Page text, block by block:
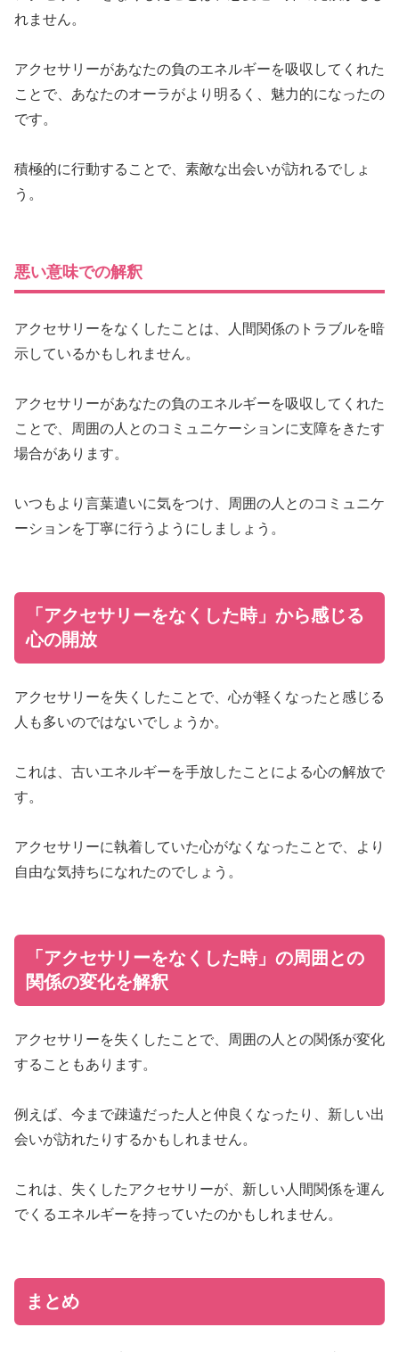
れません。
アクセサリーがあなたの負のエネルギーを吸収してくれた
ことで、あなたのオーラがより明るく、魅力的になったの
です。
積極的に行動することで、素敵な出会いが訪れるでしょ
う。
悪い意味での解釈
アクセサリーをなくしたことは、人間関係のトラブルを暗
示しているかもしれません。
アクセサリーがあなたの負のエネルギーを吸収してくれた
ことで、周囲の人とのコミュニケーションに支障をきたす
場合があります。
いつもより言葉遣いに気をつけ、周囲の人とのコミュニケ
ーションを丁寧に行うようにしましょう。
「アクセサリーをなくした時」から感じる
心の開放
アクセサリーを失くしたことで、心が軽くなったと感じる
人も多いのではないでしょうか。
これは、古いエネルギーを手放したことによる心の解放で
す。
アクセサリーに執着していた心がなくなったことで、より
自由な気持ちになれたのでしょう。
「アクセサリーをなくした時」の周囲との
関係の変化を解釈
アクセサリーを失くしたことで、周囲の人との関係が変化
することもあります。
例えば、今まで疎遠だった人と仲良くなったり、新しい出
会いが訪れたりするかもしれません。
これは、失くしたアクセサリーが、新しい人間関係を運ん
でくるエネルギーを持っていたのかもしれません。
まとめ